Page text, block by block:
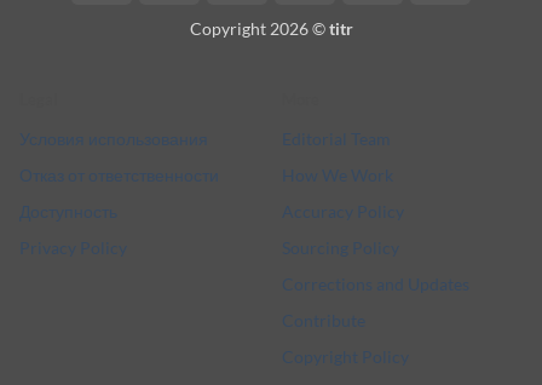
Delivery
Copyright 2026 ©titr
Условия использования
Отказ от ответственности
Доступность
Privacy Policy
Editorial Team
How We Work
Accuracy Policy
Sourcing Policy
Corrections and Updates
Contribute
Copyright Policy